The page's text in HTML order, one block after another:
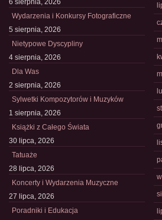
6 sierpnia, 2026
Wydarzenia i Konkursy Fotograficzne
5 sierpnia, 2026
Nietypowe Dyscypliny
4 sierpnia, 2026
Dla Was
2 sierpnia, 2026
Sylwetki Kompozytorów i Muzyków
1 sierpnia, 2026
Książki z Całego Świata
30 lipca, 2026
Tatuaże
28 lipca, 2026
Koncerty i Wydarzenia Muzyczne
27 lipca, 2026
Poradniki i Edukacja